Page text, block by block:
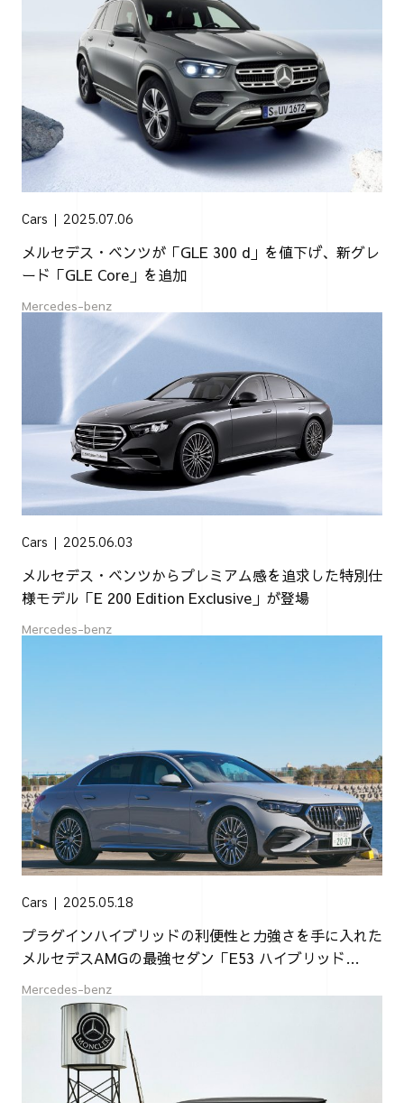
Cars 2025.07.06
メルセデス・ベンツが「GLE 300 d」を値下げ、新グレ
ード「GLE Core」を追加
Mercedes-benz
Cars 2025.06.03
メルセデス・ベンツからプレミアム感を追求した特別仕
様モデル「E 200 Edition Exclusive」が登場
Mercedes-benz
Cars 2025.05.18
プラグインハイブリッドの利便性と力強さを手に入れた
メルセデスAMGの最強セダン「E53 ハイブリッド
4MATIC＋」
Mercedes-benz